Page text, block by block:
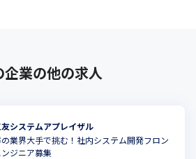
企業の他の求人
システムアプレイザル
業界大手で挑む！社内システム開発フロン
ジニア募集